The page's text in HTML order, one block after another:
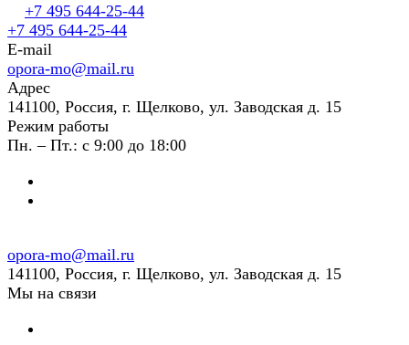
+7 495 644-25-44
+7 495 644-25-44
E-mail
opora-mo@mail.ru
Адрес
141100, Россия, г. Щелково, ул. Заводская д. 15
Режим работы
Пн. – Пт.: с 9:00 до 18:00
opora-mo@mail.ru
141100, Россия, г. Щелково, ул. Заводская д. 15
Мы на связи